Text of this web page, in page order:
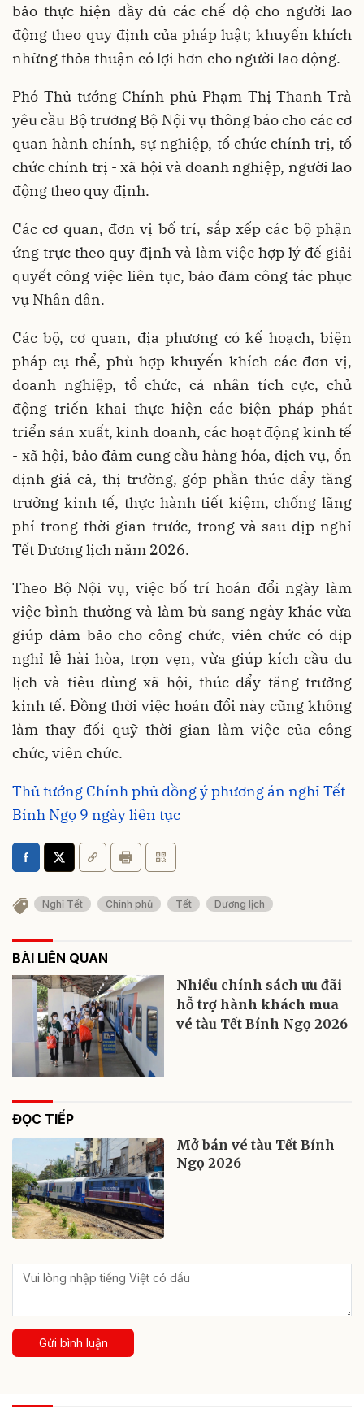
bảo thực hiện đầy đủ các chế độ cho người lao
động theo quy định của pháp luật; khuyến khích
những thỏa thuận có lợi hơn cho người lao động.
Phó Thủ tướng Chính phủ Phạm Thị Thanh Trà
yêu cầu Bộ trưởng Bộ Nội vụ thông báo cho các cơ
quan hành chính, sự nghiệp, tổ chức chính trị, tổ
chức chính trị - xã hội và doanh nghiệp, người lao
động theo quy định.
Các cơ quan, đơn vị bố trí, sắp xếp các bộ phận
ứng trực theo quy định và làm việc hợp lý để giải
quyết công việc liên tục, bảo đảm công tác phục
vụ Nhân dân.
Các bộ, cơ quan, địa phương có kế hoạch, biện
pháp cụ thể, phù hợp khuyến khích các đơn vị,
doanh nghiệp, tổ chức, cá nhân tích cực, chủ
động triển khai thực hiện các biện pháp phát
triển sản xuất, kinh doanh, các hoạt động kinh tế
- xã hội, bảo đảm cung cầu hàng hóa, dịch vụ, ổn
định giá cả, thị trường, góp phần thúc đẩy tăng
trưởng kinh tế, thực hành tiết kiệm, chống lãng
phí trong thời gian trước, trong và sau dịp nghỉ
Tết Dương lịch năm 2026.
Theo Bộ Nội vụ, việc bố trí hoán đổi ngày làm
việc bình thường và làm bù sang ngày khác vừa
giúp đảm bảo cho công chức, viên chức có dịp
nghỉ lễ hài hòa, trọn vẹn, vừa giúp kích cầu du
lịch và tiêu dùng xã hội, thúc đẩy tăng trưởng
kinh tế. Đồng thời việc hoán đổi này cũng không
làm thay đổi quỹ thời gian làm việc của công
chức, viên chức.
Thủ tướng Chính phủ đồng ý phương án nghỉ Tết
Bính Ngọ 9 ngày liên tục
Nghỉ Tết Chính phủ Tết Dương lịch
BÀI LIÊN QUAN
Nhiều chính sách ưu đãi
hỗ trợ hành khách mua
vé tàu Tết Bính Ngọ 2026
ĐỌC TIẾP
Mở bán vé tàu Tết Bính
Ngọ 2026
Gửi bình luận